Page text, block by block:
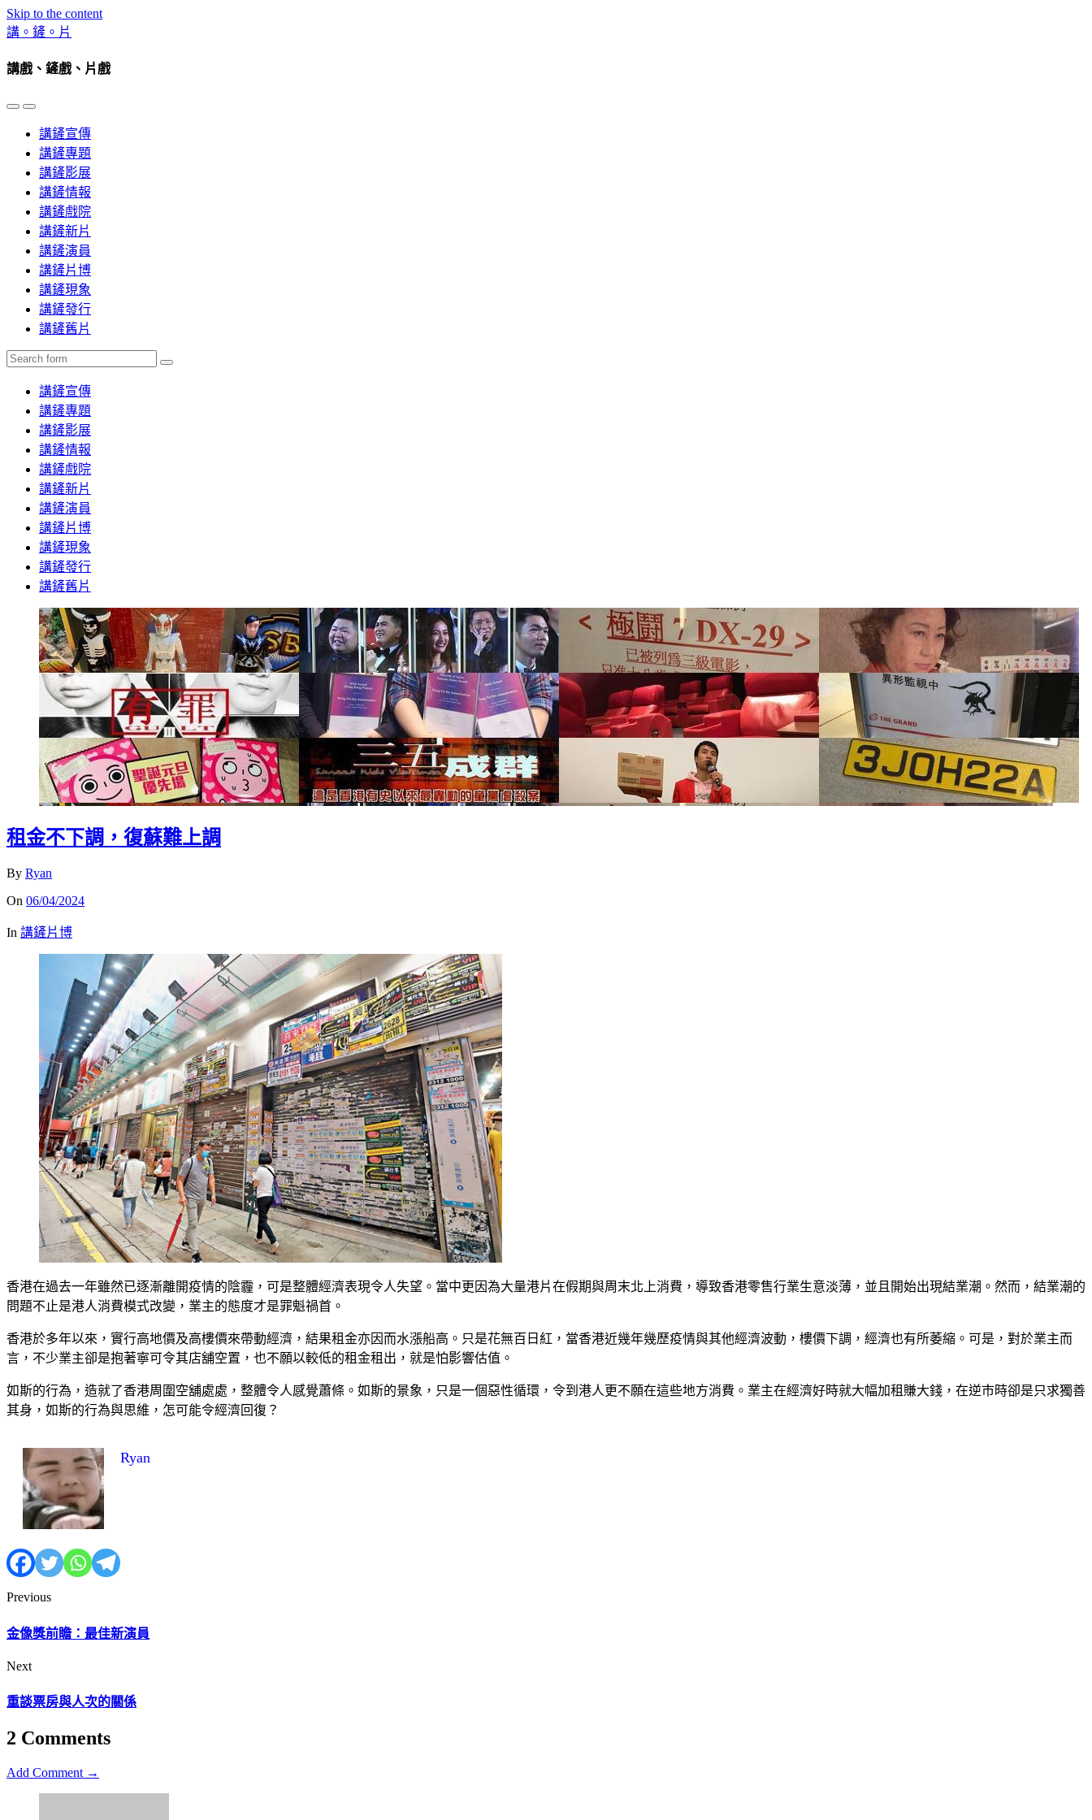
Skip to the content
講。鏟。片
講戲、鏟戲、片戲
Toggle
mobile
Toggle
search
field
講鏟宣傳
講鏟專題
講鏟影展
講鏟情報
講鏟戲院
講鏟新片
講鏟演員
講鏟片博
講鏟現象
講鏟發行
講鏟舊片
Search
講鏟宣傳
講鏟專題
講鏟影展
講鏟情報
講鏟戲院
講鏟新片
講鏟演員
講鏟片博
講鏟現象
講鏟發行
講鏟舊片
租金不下調，復蘇難上調
By Ryan
On 06/04/2024
In 講鏟片博
香港在過去一年雖然已逐漸離開疫情的陰霾，可是整體經濟表現令人失望。當中更因為大量港片在假期與周末北上消費，導致香港零售行業生意淡薄，並且開始出現結業潮。然而，結業潮的
問題不止是港人消費模式改變，業主的態度才是罪魁禍首。
香港於多年以來，實行高地價及高樓價來帶動經濟，結果租金亦因而水漲船高。只是花無百日紅，當香港近幾年幾歷疫情與其他經濟波動，樓價下調，經濟也有所萎縮。可是，對於業主而
言，不少業主卻是抱著寧可令其店舖空置，也不願以較低的租金租出，就是怕影響估值。
如斯的行為，造就了香港周圍空舖處處，整體令人感覺蕭條。如斯的景象，只是一個惡性循環，令到港人更不願在這些地方消費。業主在經濟好時就大幅加租賺大錢，在逆市時卻是只求獨善
其身，如斯的行為與思維，怎可能令經濟回復？
Ryan
Previous
金像獎前瞻：最佳新演員
Next
重談票房與人次的關係
2 Comments
Add Comment →